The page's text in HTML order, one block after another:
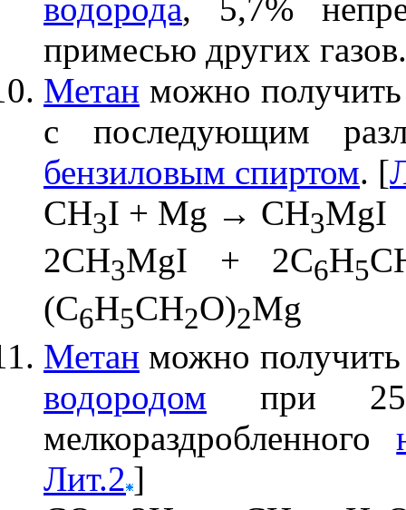
водорода, 5,7%
примесью других
Метан можно
с последующим
бензиловым спиртом. [
CH3I + Mg → CH3MgI
2CH3MgI + 2C6H5
(C6H5CH2O)2Mg
Метан можно
водородом при
мелкораздробленного
Лит.2 ]